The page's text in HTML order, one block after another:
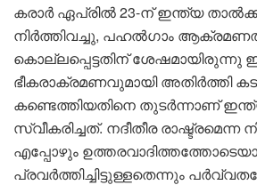
കരാർ ഏപ്രിൽ 23-ന് ഇന്ത്യ
നിർത്തിവച്ചു, പഹൽഗാം
കൊല്ലപ്പെട്ടതിന് ശേഷമായിരുന്നു
ഭീകരാക്രമണവുമായി അതിർത്തി
കണ്ടെത്തിയതിനെ തുടർന്നാണ്
സ്വീകരിച്ചത്. നദീതീര
എപ്പോഴും
പ്രവർത്തിച്ചിട്ടുള്ളതെന്നും